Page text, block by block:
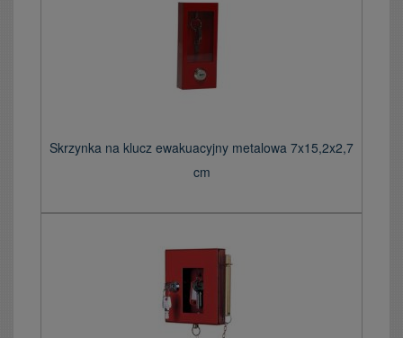
Skrzynka na klucz ewakuacyjny metalowa 7x15,2x2,7
cm